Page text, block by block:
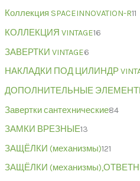
Коллекция SPACEINNOVATION-R11
КОЛЛЕКЦИЯ VINTAGE16
ЗАВЕРТКИ VINTAGE6
НАКЛАДКИ ПОД ЦИЛИНДР
ДОПОЛНИТЕЛЬНЫЕ
Завертки сантехнические84
ЗАМКИ ВРЕЗНЫЕ13
ЗАЩЁЛКИ (механизмы)121
ЗАЩЁЛКИ